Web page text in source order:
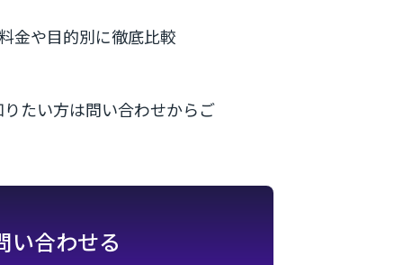
金や目的別に徹底比較
たい方は問い合わせからご
い合わせる